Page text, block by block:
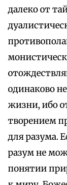
далеко от
одинаково
жизни, ибо
творением
для разума.
разум не
понятии